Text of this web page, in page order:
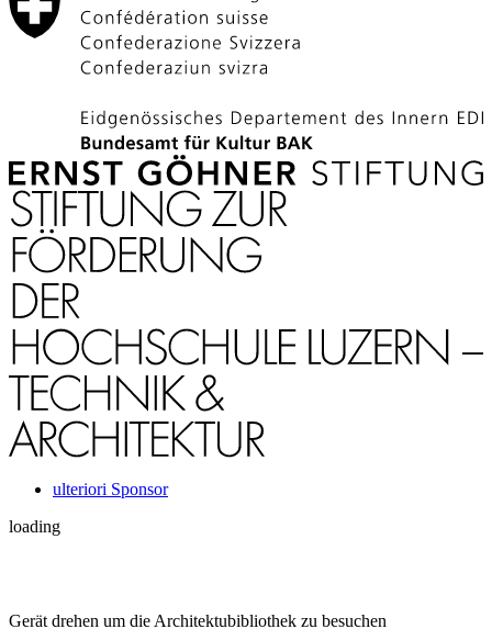
ulteriori Sponsor
loading
Gerät drehen um die Architektubibliothek zu besuchen